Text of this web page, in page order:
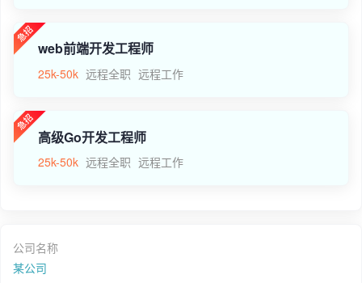
web前端开发工程师
25k-50k 远程全职 远程工作
高级Go开发工程师
25k-50k 远程全职 远程工作
公司名称
某公司